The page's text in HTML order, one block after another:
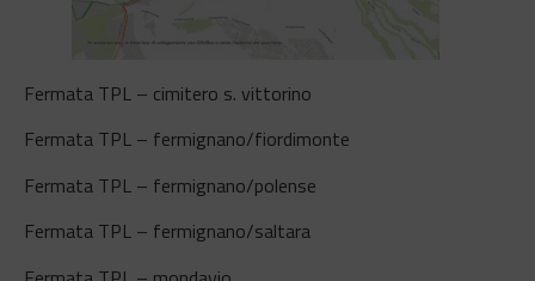
Fermata TPL – cimitero s. vittorino
Fermata TPL – fermignano/fiordimonte
Fermata TPL – fermignano/polense
Fermata TPL – fermignano/saltara